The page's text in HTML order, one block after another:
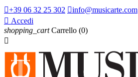
+39 06 32 25 302 info@musicarte.com
 Accedi
shopping_cart Carrello (0)
